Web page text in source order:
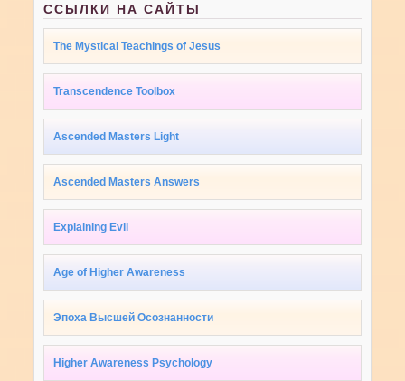
ССЫЛКИ НА САЙТЫ
The Mystical Teachings of Jesus
Transcendence Toolbox
Ascended Masters Light
Ascended Masters Answers
Explaining Evil
Age of Higher Awareness
Эпоха Высшей Осознанности
Higher Awareness Psychology